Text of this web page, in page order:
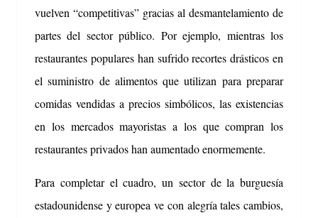
vuelven “competitivas” gracias al desmantelamiento de
partes del sector público.Por ejemplo, mientras los
restaurantes populares han sufrido recortes drásticos en
el suministro de alimentos que utilizan para preparar
comidas vendidas a precios simbólicos, las existencias
en los mercados mayoristas a los que compran los
restaurantes privados han aumentado enormemente.
Para completar el cuadro, un sector de la burguesía
estadounidense y europea ve con alegría tales cambios,